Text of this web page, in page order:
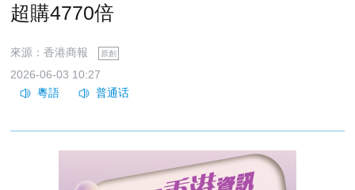
超購4770倍
來源：香港商報 原創
2026-06-03 10:27